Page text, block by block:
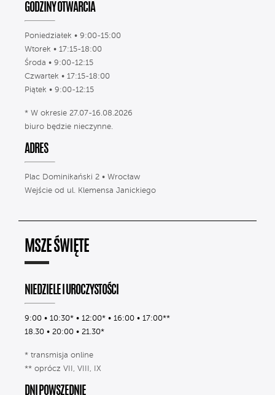
GODZINY OTWARCIA
Poniedziałek • 9:00-15:00
Wtorek • 17:15-18:00
Środa • 9:00-12:15
Czwartek • 17:15-18:00
Piątek • 9:00-12:15
* W okresie 27.07-16.08.2026
biuro będzie nieczynne.
ADRES
Plac Dominikański 2 • Wrocław
Wejście od ul. Klemensa Janickiego
MSZE ŚWIĘTE
NIEDZIELE I UROCZYSTOŚCI
9:00 • 10:30* • 12:00* • 16:00 • 17:00**
18.30 • 20:00 • 21.30*
* transmisja online
** oprócz VII, VIII, IX
DNI POWSZEDNIE